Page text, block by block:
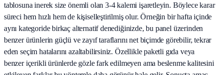
tablosuna inerek size önemli olan 3-4 kalemi işaretleyin. Böylece karar
süreci hem hızlı hem de kişiselleştirilmiş olur. Örneğin bir hafta içinde
aynı kategoride birkaç alternatif denediğinizde, bu panel üzerinden
benzer ürünlerin güçlü ve zayıf taraflarını net biçimde görebilir, tekrar
eden seçim hatalarını azaltabilirsiniz. Özellikle paketli gıda veya
benzer içerikli ürünlerde gözle fark edilmeyen ama beslenme kalitesini